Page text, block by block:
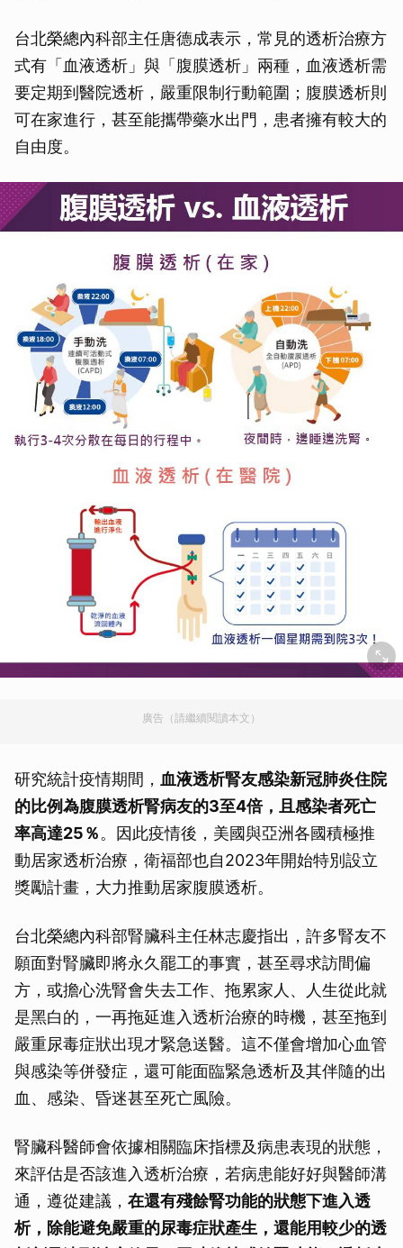
台北榮總內科部主任唐德成表示，常見的透析治療方
式有「血液透析」與「腹膜透析」兩種，血液透析需
要定期到醫院透析，嚴重限制行動範圍；腹膜透析則
可在家進行，甚至能攜帶藥水出門，患者擁有較大的
自由度。
廣告（請繼續閱讀本文）
研究統計疫情期間， 血液透析腎友感染新冠肺炎住院
的比例為腹膜透析腎病友的3至4倍，且感染者死亡
率高達25％。因此疫情後，美國與亞洲各國積極推
動居家透析治療，衛福部也自2023年開始特別設立
獎勵計畫，大力推動居家腹膜透析。
台北榮總內科部腎臟科主任林志慶指出，許多腎友不
願面對腎臟即將永久罷工的事實，甚至尋求訪間偏
方，或擔心洗腎會失去工作、拖累家人、人生從此就
是黑白的，一再拖延進入透析治療的時機，甚至拖到
嚴重尿毒症狀出現才緊急送醫。這不僅會增加心血管
與感染等併發症，還可能面臨緊急透析及其伴隨的出
血、感染、昏迷甚至死亡風險。
腎臟科醫師會依據相關臨床指標及病患表現的狀態，
來評估是否該進入透析治療，若病患能好好與醫師溝
通，遵從建議， 在還有殘餘腎功能的狀態下進入透
析，除能避免嚴重的尿毒症狀產生，還能用較少的透